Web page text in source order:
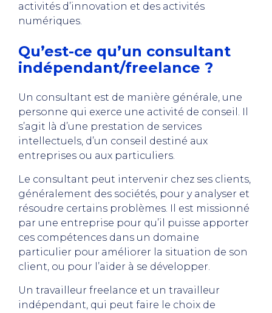
activités d’innovation et des activités
numériques.
Qu’est-ce qu’un consultant
indépendant/freelance ?
Un consultant est de manière générale, une
personne qui exerce une activité de conseil. Il
s’agit là d’une prestation de services
intellectuels, d’un conseil destiné aux
entreprises ou aux particuliers.
Le consultant peut intervenir chez ses clients,
généralement des sociétés, pour y analyser et
résoudre certains problèmes. Il est missionné
par une entreprise pour qu’il puisse apporter
ces compétences dans un domaine
particulier pour améliorer la situation de son
client, ou pour l’aider à se développer.
Un travailleur freelance et un travailleur
indépendant, qui peut faire le choix de